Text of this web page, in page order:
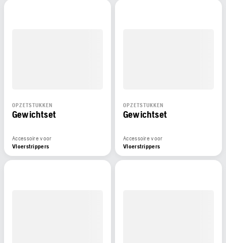
OPZETSTUKKEN
Gewichtset
Accessoire voor
Vloerstrippers
OPZETSTUKKEN
Gewichtset
Accessoire voor
Vloerstrippers